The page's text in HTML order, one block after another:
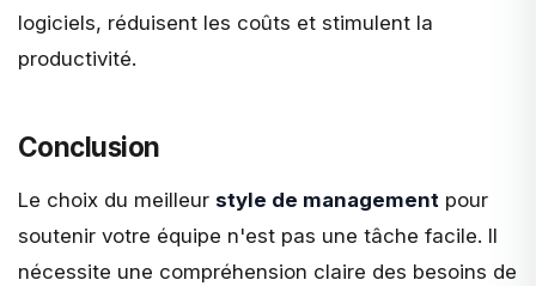
logiciels, réduisent les coûts et stimulent la
productivité.
Conclusion
Le choix du meilleur style de management pour
soutenir votre équipe n'est pas une tâche facile. Il
nécessite une compréhension claire des besoins de